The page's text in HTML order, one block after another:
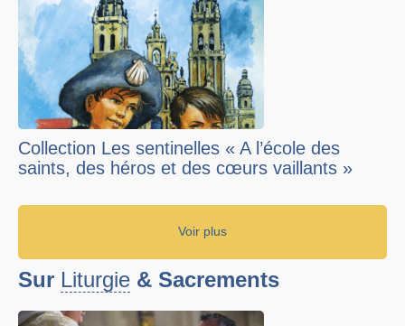
Collection Les sentinelles « A l’école des
saints, des héros et des cœurs vaillants »
Voir plus
Sur Liturgie & Sacrements